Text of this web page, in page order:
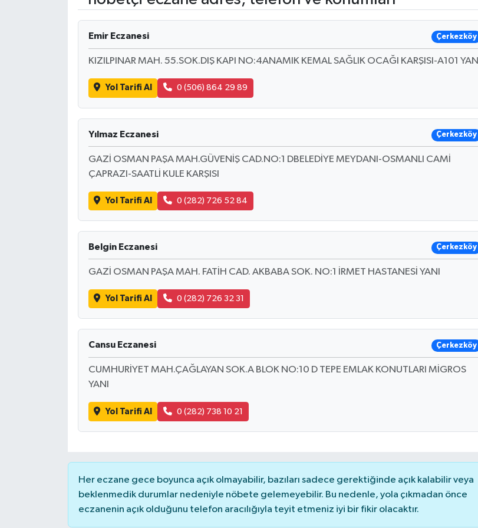
Emir Eczanesi Çerkezköy
KIZILPINAR MAH. 55.SOK.DIŞ KAPI NO:4ANAMIK KEMAL SAĞLIK OCAĞI KARŞISI-A101 YANI
Yol Tarifi Al 0 (506) 864 29 89
Yılmaz Eczanesi Çerkezköy
GAZİ OSMAN PAŞA MAH.GÜVENİŞ CAD.NO:1 DBELEDİYE MEYDANI-OSMANLI CAMİ
ÇAPRAZI-SAATLİ KULE KARŞISI
Yol Tarifi Al 0 (282) 726 52 84
Belgin Eczanesi Çerkezköy
GAZİ OSMAN PAŞA MAH. FATİH CAD. AKBABA SOK. NO:1 İRMET HASTANESİ YANI
Yol Tarifi Al 0 (282) 726 32 31
Cansu Eczanesi Çerkezköy
CUMHURİYET MAH.ÇAĞLAYAN SOK.A BLOK NO:10 D TEPE EMLAK KONUTLARI MİGROS
YANI
Yol Tarifi Al 0 (282) 738 10 21
Her eczane gece boyunca açık olmayabilir, bazıları sadece gerektiğinde açık kalabilir veya
beklenmedik durumlar nedeniyle nöbete gelemeyebilir. Bu nedenle, yola çıkmadan önce
eczanenin açık olduğunu telefon aracılığıyla teyit etmeniz iyi bir fikir olacaktır.